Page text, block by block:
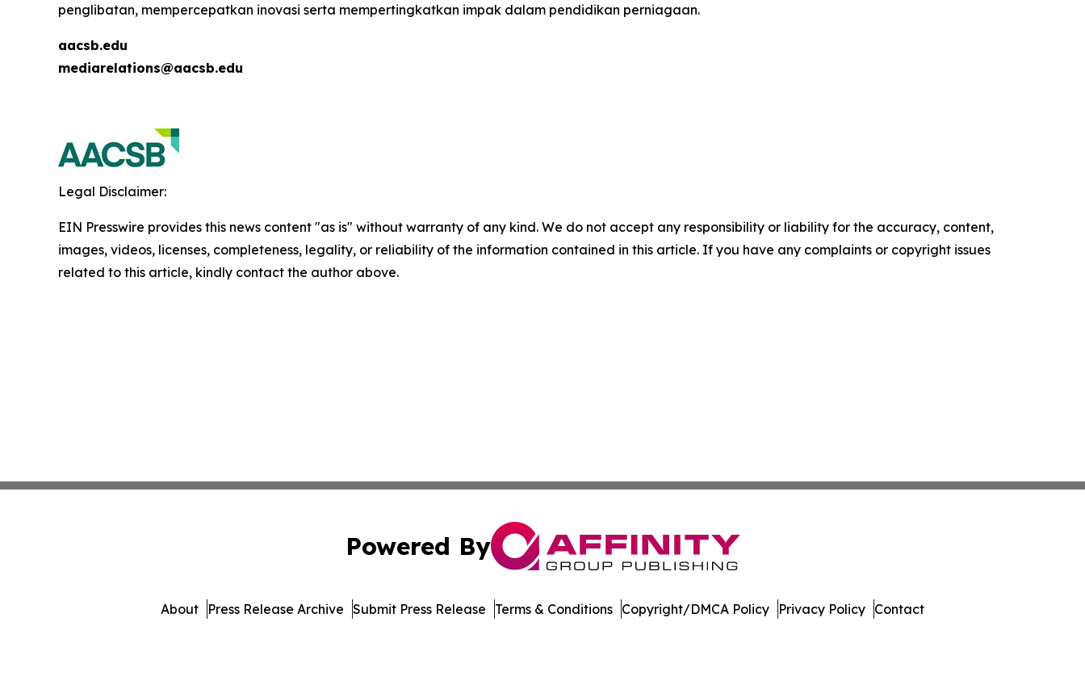
penglibatan, mempercepatkan inovasi serta mempertingkatkan impak dalam pendidikan perniagaan.
aacsb.edu
mediarelations@aacsb.edu
Legal Disclaimer:
EIN Presswire provides this news content "as is" without warranty of any kind. We do not accept any responsibility or liability for the accuracy, content,
images, videos, licenses, completeness, legality, or reliability of the information contained in this article. If you have any complaints or copyright issues
related to this article, kindly contact the author above.
Powered By
About Press Release Archive Submit Press Release Terms & Conditions Copyright/DMCA Policy Privacy Policy Contact